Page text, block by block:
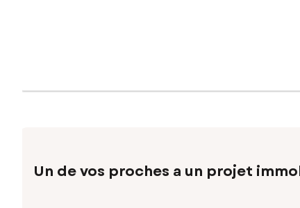
Un de vos proches a un projet